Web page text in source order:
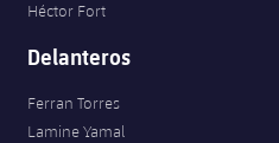
Héctor Fort
Delanteros
Ferran Torres
Lamine Yamal